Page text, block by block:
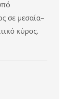
σε μεσαία–
κύρος.